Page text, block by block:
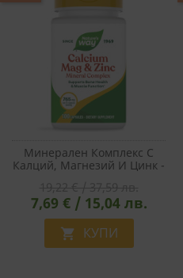
Минерален Комплекс С
Калций, Магнезий И Цинк -
7,69 € / 15,04 лв.
 КУПИ